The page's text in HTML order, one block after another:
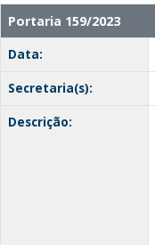
Portaria 159/2023
Data:
Secretaria(s):
Descrição: